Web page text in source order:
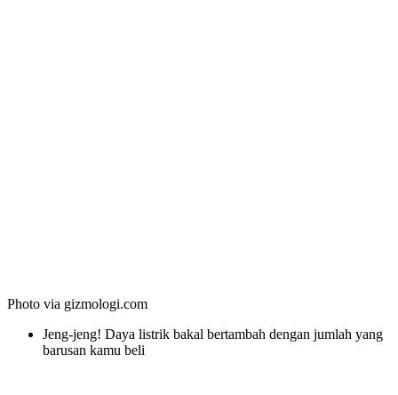
Photo via gizmologi.com
Jeng-jeng! Daya listrik bakal bertambah dengan jumlah yang
barusan kamu beli